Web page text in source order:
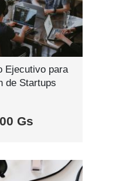
Ejecutivo para
de Startups
Gs